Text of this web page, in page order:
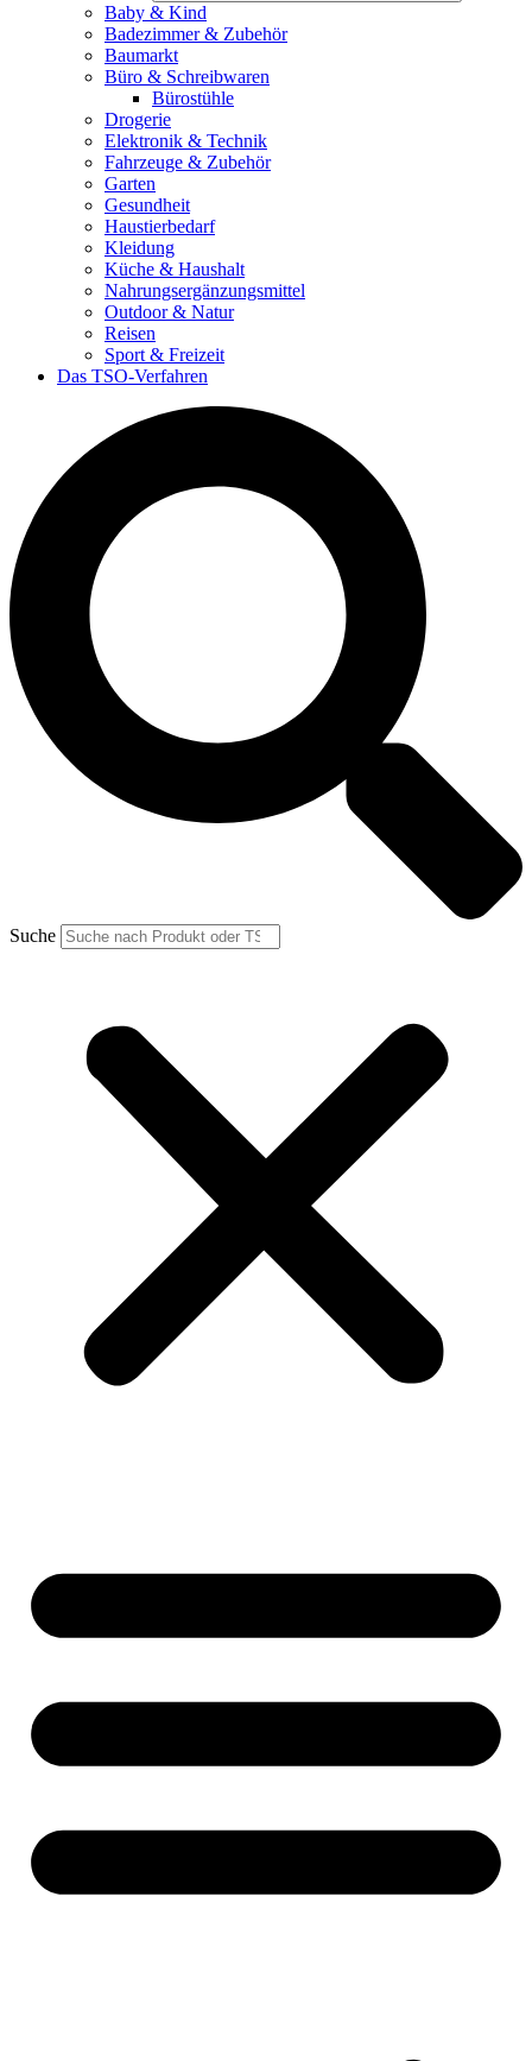
Baby & Kind
Badezimmer & Zubehör
Baumarkt
Büro & Schreibwaren
Bürostühle
Drogerie
Elektronik & Technik
Fahrzeuge & Zubehör
Garten
Gesundheit
Haustierbedarf
Kleidung
Küche & Haushalt
Nahrungsergänzungsmittel
Outdoor & Natur
Reisen
Sport & Freizeit
Das TSO-Verfahren
Suche